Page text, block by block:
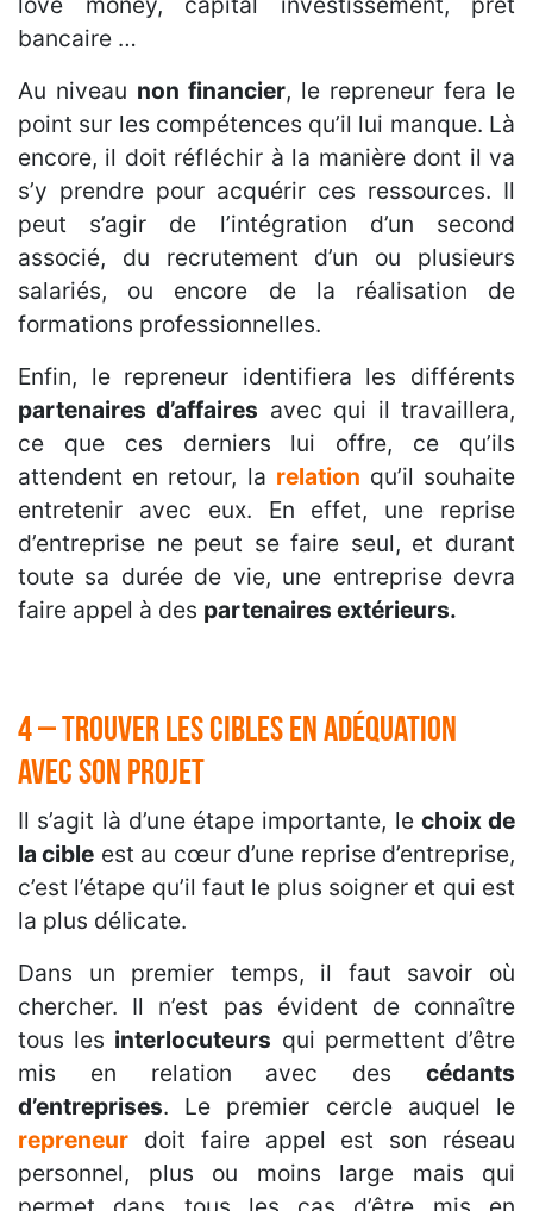
bancaire …
Au niveau non financier, le repreneur fera le
point sur les compétences qu’il lui manque. Là
encore, il doit réfléchir à la manière dont il va
s’y prendre pour acquérir ces ressources. Il
peut s’agir de l’intégration d’un second
associé, du recrutement d’un ou plusieurs
salariés, ou encore de la réalisation de
formations professionnelles.
Enfin, le repreneur identifiera les différents
partenaires d’affaires avec qui il travaillera,
ce que ces derniers lui offre, ce qu’ils
attendent en retour, la relation qu’il souhaite
entretenir avec eux. En effet, une reprise
d’entreprise ne peut se faire seul, et durant
toute sa durée de vie, une entreprise devra
faire appel à des partenaires extérieurs.
4 – Trouver les cibles en adéquation
avec son projet
Il s’agit là d’une étape importante, le choix de
la cible est au cœur d’une reprise d’entreprise,
c’est l’étape qu’il faut le plus soigner et qui est
la plus délicate.
Dans un premier temps, il faut savoir où
chercher. Il n’est pas évident de connaître
tous les interlocuteurs qui permettent d’être
mis en relation avec des cédants
d’entreprises. Le premier cercle auquel le
repreneur doit faire appel est son réseau
personnel, plus ou moins large mais qui